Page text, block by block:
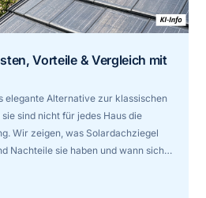
Vorteile & Vergleich mit
elegante Alternative zur klassischen
sind nicht für jedes Haus die
Wir zeigen, was Solardachziegel
Nachteile sie haben und wann sich